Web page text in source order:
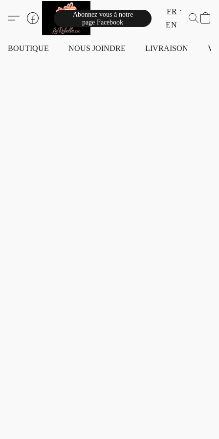
Abonnez vous à notre
page Facebook
FR
EN
BOUTIQUE NOUS JOINDRE LIVRAISON